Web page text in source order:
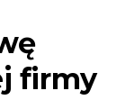
firmy